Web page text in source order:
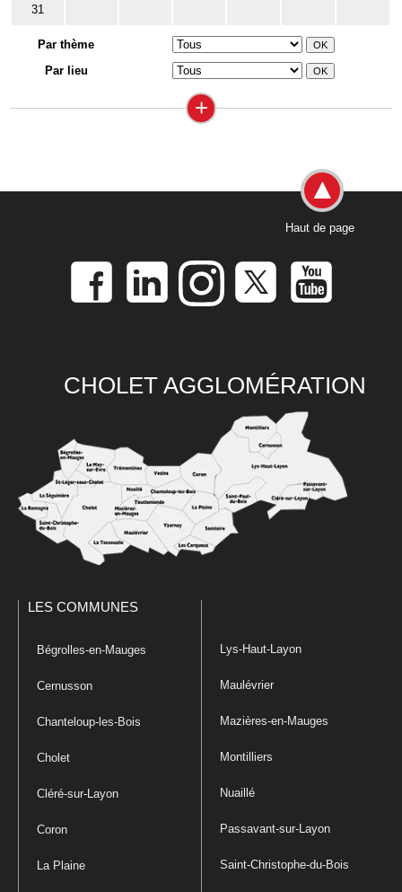
31
Par thème
Par lieu
+
Haut de page
CHOLET AGGLOMÉRATION
LES COMMUNES
Bégrolles-en-Mauges
Cernusson
Chanteloup-les-Bois
Cholet
Cléré-sur-Layon
Coron
La Plaine
Lys-Haut-Layon
Maulévrier
Mazières-en-Mauges
Montilliers
Nuaillé
Passavant-sur-Layon
Saint-Christophe-du-Bois